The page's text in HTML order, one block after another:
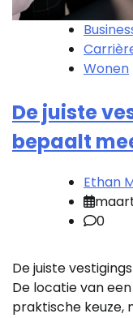
Wonen
De juiste
bepaalt
Ethan
0
De juiste
De locatie van
praktische keuze,